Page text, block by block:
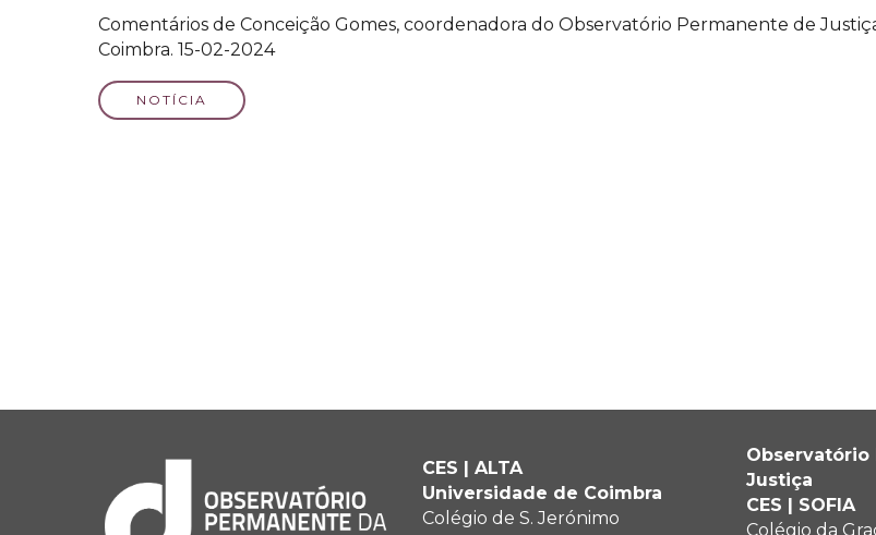
Comentários de Conceição Gomes, coordenadora do Observatório Permanente de
Coimbra. 15-02-2024
NOTÍCIA
CES | ALTA
Universidade de Coimbra
Colégio de S. Jerónimo
Observatório
Justiça
CES | SOFIA
Colégio da